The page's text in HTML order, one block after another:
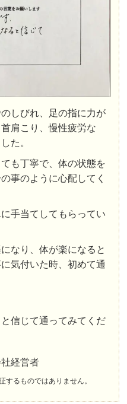
しびれ、足の指に力が
肩こり、慢性疲労な
た。
も丁寧で、体の状態を
事のように心配してく
手当てしてもらってい
なり、体が楽になると
気付いた時、初めて通
信じて通ってみてくだ
経営者
るものではありません。